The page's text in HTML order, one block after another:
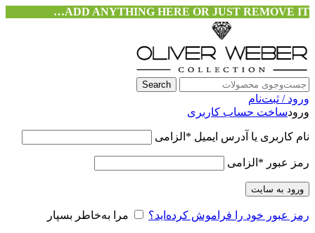
ADD ANYTHING HERE OR JUST REMOVE IT…
Search
ورود / ثبت‌نام
ورودساخت حساب کاربری
نام کاربری یا آدرس ایمیل * الزامی
رمز عبور * الزامی
ورود به سایت
رمز عبور خود را فراموش کرده‌اید؟ مرا به‌خاطر بسپار